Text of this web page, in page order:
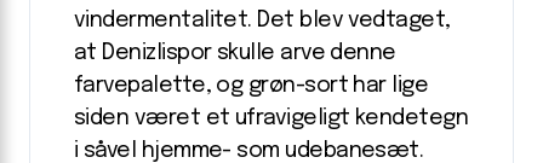
vindermentalitet. Det blev vedtaget,
at Denizlispor skulle arve denne
farvepalette, og grøn-sort har lige
siden været et ufravigeligt kendetegn
i såvel hjemme- som udebanesæt.